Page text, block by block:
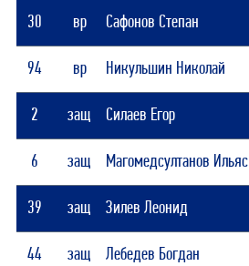
30 вр Сафонов Степан
94 вр Никульшин Николай
2 защ Силаев Егор
6 защ Магомедсултанов Ильяс
39 защ Зилев Леонид
44 защ Лебедев Богдан